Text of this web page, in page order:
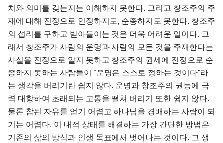
치와 의미를 갖는지는 이해하지 못한다. 그리고 창조주의 주
재에 대해 진정으로 인정하지도, 순종하지도 못한다. 창조주
의 섭리를 구하고 받아들이는 것은 더욱 어려운 일이다. 그
래서 창조주가 사람의 운명과 사람의 모든 것을 주재한다는
사실을 진정으로 알지 못하고 창조주의 권세에 진정으로 순
종하지 못하는 사람들이 “운명은 스스로 정하는 것이다”라
는 생각을 버리기란 쉽지 않다. 운명과 창조주의 권능에 극
력 대항하여 초래되는 고통을 떨쳐 버리기 또한 쉽지 않다.
물론 참된 자유를 얻기 어렵고 하나님을 경배하는 사람이 되
기는 어렵다. 이 내적 상태를 해결하는 가장 간단한 방법은
기존의 삶의 방식과 인생 목표에서 벗어나는 것이다. 그 생